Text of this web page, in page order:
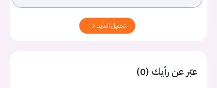
تحميل المزيد
عبّر عن رأيك (0)